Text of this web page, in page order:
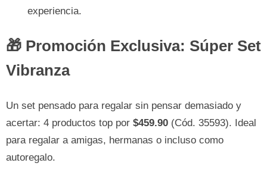
experiencia.
🎁 Promoción Exclusiva: Súper Set
Vibranza
Un set pensado para regalar sin pensar demasiado y
acertar: 4 productos top por $459.90 (Cód. 35593). Ideal
para regalar a amigas, hermanas o incluso como
autoregalo.